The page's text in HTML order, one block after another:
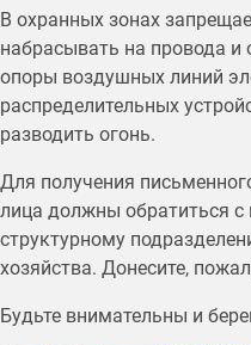
В охранных зонах
набрасывать на провода
опоры воздушных линий
распределительных
разводить огонь.
Для получения
лица должны обратиться с
структурному
хозяйства. Донесите,
Будьте внимательны и